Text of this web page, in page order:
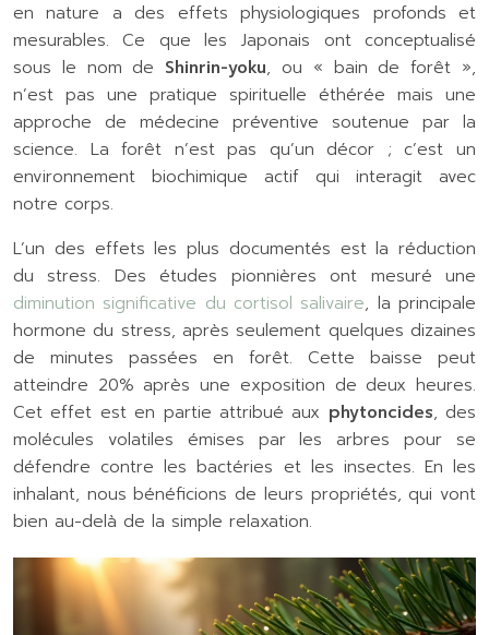
en nature a des effets physiologiques profonds et
mesurables. Ce que les Japonais ont conceptualisé
sous le nom de Shinrin-yoku, ou « bain de forêt »,
n’est pas une pratique spirituelle éthérée mais une
approche de médecine préventive soutenue par la
science. La forêt n’est pas qu’un décor ; c’est un
environnement biochimique actif qui interagit avec
notre corps.
L’un des effets les plus documentés est la réduction
du stress. Des études pionnières ont mesuré une
diminution significative du cortisol salivaire, la principale
hormone du stress, après seulement quelques dizaines
de minutes passées en forêt. Cette baisse peut
atteindre 20% après une exposition de deux heures.
Cet effet est en partie attribué aux phytoncides, des
molécules volatiles émises par les arbres pour se
défendre contre les bactéries et les insectes. En les
inhalant, nous bénéficions de leurs propriétés, qui vont
bien au-delà de la simple relaxation.